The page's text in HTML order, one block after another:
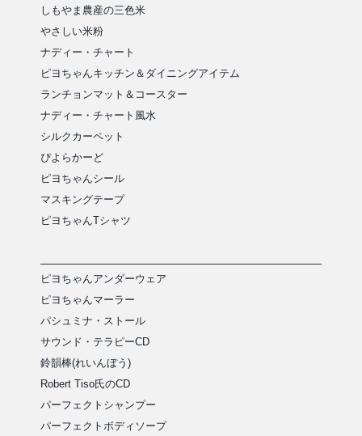
しもやま農産の三色米
やさしい米粉
ナディー・チャート
ピヨちゃんキッチン＆ダイニングアイテム
ランチョンマット＆コースター
ナディー・チャート風水
シルクカーペット
ぴよらかーど
ピヨちゃんシール
マスキングテープ
ピヨちゃんTシャツ
ピヨちゃんアンダーウェア
ピヨちゃんマーラー
パシュミナ・ストール
サウンド・テラピーCD
鈴韻棒(れいんぼう)
Robert Tiso氏のCD
パーフェクトシャンプー
パーフェクトボディソープ